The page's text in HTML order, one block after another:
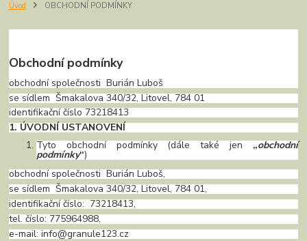
Úvod OBCHODNÍ PODMÍNKY
Obchodní podmínky
obchodní společnosti Burián Luboš
se sídlem Šmakalova 340/32, Litovel, 784 01
identifikační číslo 73218413
1. ÚVODNÍ USTANOVENÍ
Tyto obchodní podmínky (dále také jen „obchodní
podmínky“)
obchodní společnosti Burián Luboš,
se sídlem Šmakalova 340/32, Litovel, 784 01,
identifikační číslo: 73218413,
tel. číslo: 775964988,
e-mail: info@granule123.cz